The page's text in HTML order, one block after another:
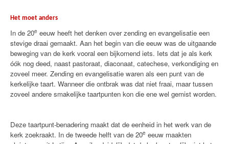
Het moet anders
In de 20e eeuw heeft het denken over zending en evangelisatie een
stevige draai gemaakt. Aan het begin van die eeuw was de uitgaande
beweging van de kerk vooral een bijkomend iets. Iets dat je als kerk
óók nog deed, naast pastoraat, diaconaat, catechese, verkondiging en
zoveel meer. Zending en evangelisatie waren als een punt van de
kerkelijke taart. Wanneer die ontbrak was dat niet fraai, maar tussen
zoveel andere smakelijke taartpunten kon die ene wel gemist worden.
Deze taartpunt-benadering maakt dat de eenheid in het werk van de
kerk zoekraakt. In de tweede helft van de 20e eeuw maakten